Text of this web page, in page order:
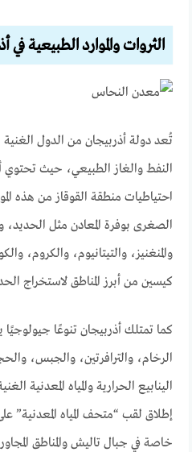
الثروات والموارد الطبيعية في
تُعد دولة أذربيجان من الدول الغنية
النفط والغاز الطبيعي، حيث تحتوي
احتياطيات منطقة القوقاز من هذه
الصغرى بوفرة المعادن مثل
والمنغنيز، والتيتانيوم، والكروم،
كيسين من أبرز المناطق لاستخراج
كما تمتلك أذربيجان تنوعًا
الرخام، والترافرتين، والجبس،
الينابيع الحرارية والمياه المعدنية
إطلاق لقب “متحف المياه المعدنية”
خاصة في جبال تاليش والمناطق